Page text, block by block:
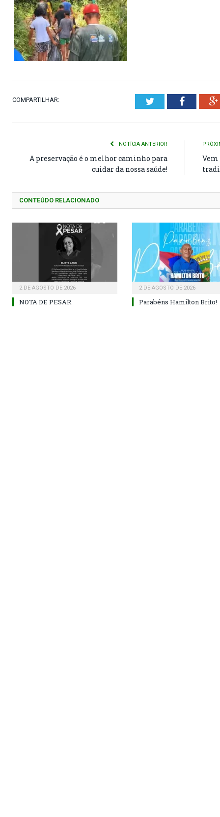
COMPARTILHAR: Twitter
NOTÍCIA ANTERIOR
A preservação é o melhor caminho para
cuidar da nossa saúde!
CONTEÚDO RELACIONADO
2 DE AGOSTO DE 2026
NOTA DE PESAR.
2 DE AGOSTO DE 2026
Parabéns Hamilton Brito!